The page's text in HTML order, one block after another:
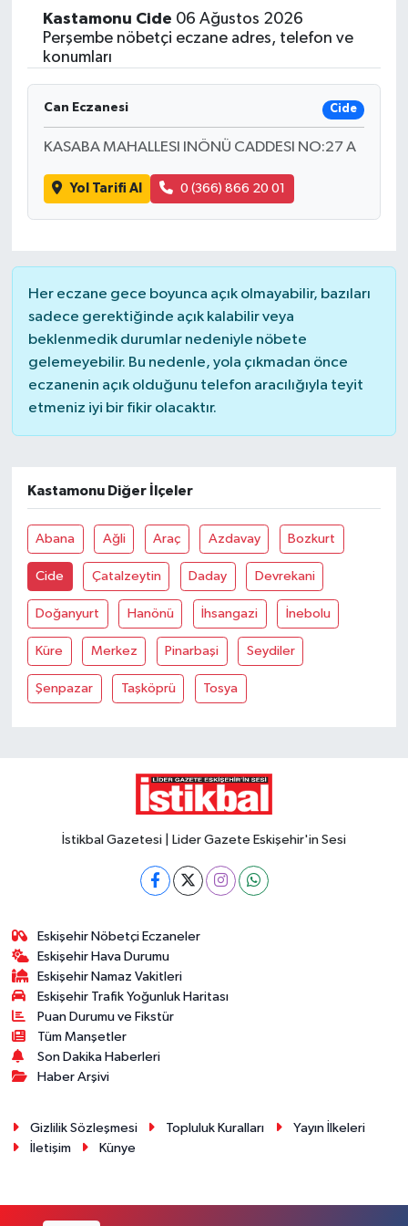
Kastamonu Cide 06 Ağustos 2026
Perşembe nöbetçi eczane adres, telefon ve
konumları
Can Eczanesi Cide
KASABA MAHALLESI INÖNÜ CADDESI NO:27 A
Yol Tarifi Al 0 (366) 866 20 01
Her eczane gece boyunca açık olmayabilir, bazıları
sadece gerektiğinde açık kalabilir veya
beklenmedik durumlar nedeniyle nöbete
gelemeyebilir. Bu nedenle, yola çıkmadan önce
eczanenin açık olduğunu telefon aracılığıyla teyit
etmeniz iyi bir fikir olacaktır.
Kastamonu Diğer İlçeler
Abana Ağli Araç Azdavay Bozkurt
Cide Çatalzeytin Daday Devrekani
Doğanyurt Hanönü İhsangazi İnebolu
Küre Merkez Pinarbaşi Seydiler
Şenpazar Taşköprü Tosya
İstikbal Gazetesi | Lider Gazete Eskişehir'in Sesi
Eskişehir Nöbetçi Eczaneler
Eskişehir Hava Durumu
Eskişehir Namaz Vakitleri
Eskişehir Trafik Yoğunluk Haritası
Puan Durumu ve Fikstür
Tüm Manşetler
Son Dakika Haberleri
Haber Arşivi
Gizlilik Sözleşmesi Topluluk Kuralları
Yayın İlkeleri
İletişim
Künye
Yaşam